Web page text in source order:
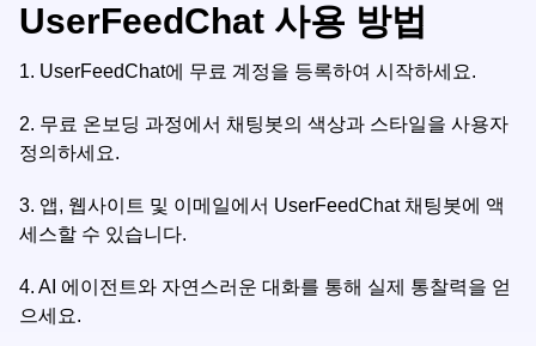
UserFeedChat 사용 방법
1. UserFeedChat에 무료 계정을 등록하여 시작하세요.
2. 무료 온보딩 과정에서 채팅봇의 색상과 스타일을 사용자
정의하세요.
3. 앱, 웹사이트 및 이메일에서 UserFeedChat 채팅봇에 액
세스할 수 있습니다.
4. AI 에이전트와 자연스러운 대화를 통해 실제 통찰력을 얻
으세요.